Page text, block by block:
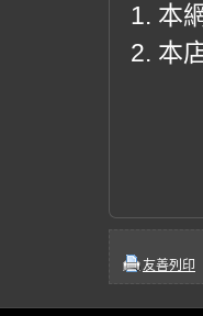
1. 本
2. 本
友善列印